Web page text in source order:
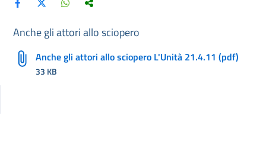
Anche gli attori allo sciopero
Anche gli attori allo sciopero L'Unità 21.4.11 (pdf)
33 KB